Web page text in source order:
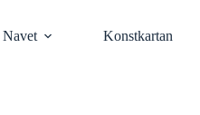
Konstkartan